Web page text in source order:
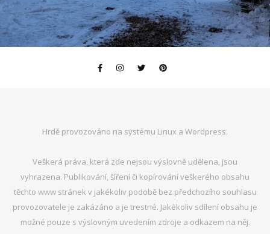
Hrdě provozováno na systému Linux a Wordpress.
Veškerá práva, která zde nejsou výslovně udělena, jsou
vyhrazena. Publikování, šíření či kopírování veškerého obsahu
těchto www stránek v jakékoliv podobě bez předchozího souhlasu
provozovatele je zakázáno a je trestné. Jakékoliv sdílení obsahu je
možné pouze s výslovným uvedením zdroje a odkazem na něj.